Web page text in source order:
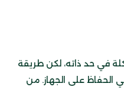
في حد ذاته، لكن طريقة
الحفاظ على الجهاز. من